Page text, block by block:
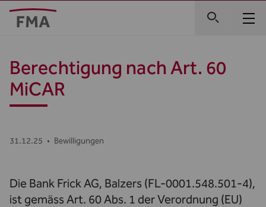
Berechtigung nach Art. 60
MiCAR
31.12.25 • Bewilligungen
Die Bank Frick AG, Balzers (FL-0001.548.501-4),
ist gemäss Art. 60 Abs. 1 der Verordnung (EU)